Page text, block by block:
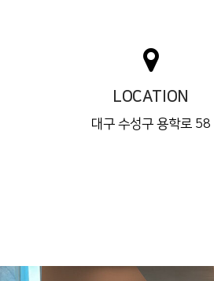
LOCATION
대구 수성구 용학로 58